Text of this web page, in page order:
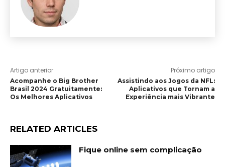
Artigo anterior
Acompanhe o Big Brother
Brasil 2024 Gratuitamente:
Os Melhores Aplicativos
Próximo artigo
Assistindo aos Jogos da NFL:
Aplicativos que Tornam a
Experiência mais Vibrante
RELATED ARTICLES
Fique online sem complicação